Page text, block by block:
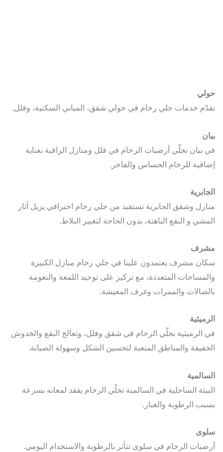
خدمات جلي رخام في حولي شقق، المباني السكنية، وفلل.
نجلّي أرضيات الرخام في فلل ومنازل الراقية بعناية
للرخام الحساس والفاخر.
وشقق الجابرية تستفيد من جلي رخام احترافي يزيل آثار
و البقع الباهتة، بدون الحاجة لتغيير البلاط.
مشرف يعتمدون علينا في جلي رخام منازل الكبيرة
المتعددة، مع تركيز على توحيد اللمعة والنعومة
والممرات وغرف المعيشة.
نجلّي الرخام في شقق وفلل، وتعالج البقع والخدوش
والمناطق المتعبة لتحسين الشكل وسهولة الصيانة.
الساحلية في السالمية تخلّي الرخام يفقد لمعانه بسرعة
الرطوبة والغبار.
الرخام في سلوى تتأثر بالرطوبة والاستخدام اليومي.